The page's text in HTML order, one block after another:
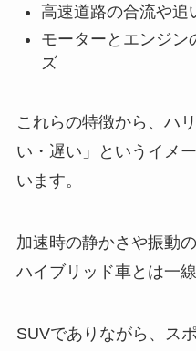
高速道路の合流や追
モーターとエンジン
ズ
これらの特徴から、ハ
い・遅い」というイメ
います。
加速時の静かさや振動
ハイブリッド車とは一
SUVでありながら、ス